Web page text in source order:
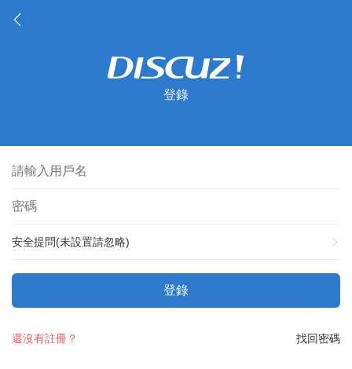
登錄
安全提問(未設置請忽略)
登錄
找回密碼
還沒有註冊？